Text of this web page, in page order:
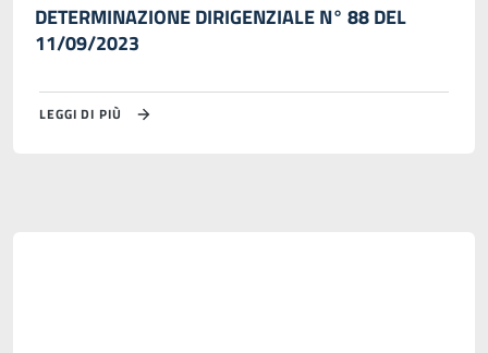
DETERMINAZIONE DIRIGENZIALE N° 88 DEL
11/09/2023
LEGGI DI PIÙ